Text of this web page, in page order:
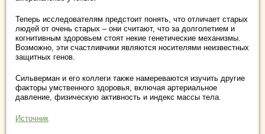
Теперь исследователям предстоит понять, что отличает старых
людей от очень старых – они считают, что за долголетием и
когнитивным здоровьем стоят некие генетические механизмы.
Возможно, эти счастливчики являются носителями неизвестных
защитных генов.
Сильверман и его коллеги также намереваются изучить другие
факторы умственного здоровья, включая артериальное
давление, физическую активность и индекс массы тела.
Источник